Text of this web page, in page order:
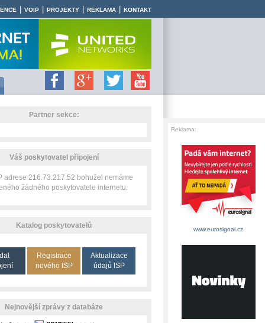
VOIP PROJEKTY REKLAMA KONTAKT
Partner sekce:
Váš poskytovatel připojení
adrese 216.73.217.52 bohužel nemáme
žádného poskytovatele internetu.
Katalog poskytovatelů
Registrace
nového ISP
Aktualizace
údajů ISP
Nejnovější zprávy z databáze
Reklama:
www.eurosignal.cz